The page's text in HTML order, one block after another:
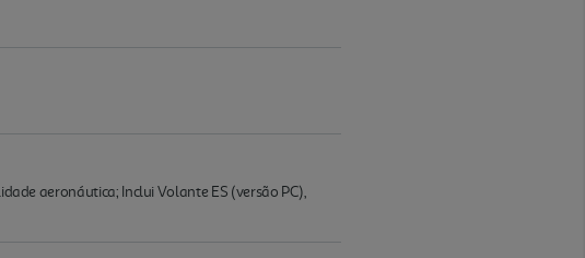
aeronáutica; Inclui Volante ES (versão PC),